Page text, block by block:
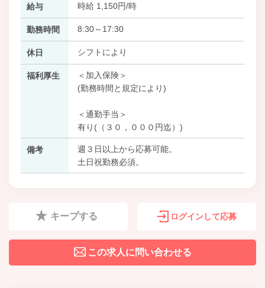
給与 時給 1,150円/時
勤務時間 8:30～17:30
休日 シフトにより
福利厚生
＜加入保険＞
(勤務時間と規定により)
＜通勤手当＞
有り(（３０，０００円迄）)
備考
週３日以上から応募可能。
土日祝勤務必須。
キープする ログインして応募
この求人に問い合わせる